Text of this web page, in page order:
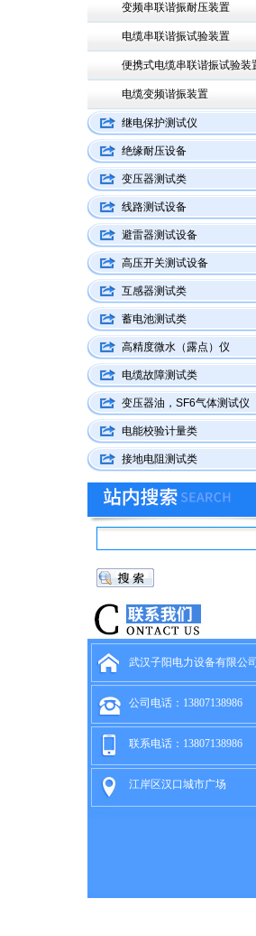
变频串联谐振耐压装置
电缆串联谐振试验装置
便携式电缆串联谐振试验装
电缆变频谐振装置
继电保护测试仪
绝缘耐压设备
变压器测试类
线路测试设备
避雷器测试设备
高压开关测试设备
互感器测试类
蓄电池测试类
高精度微水（露点）仪
电缆故障测试类
变压器油，SF6气体测试仪
电能校验计量类
接地电阻测试类
武汉子阳电力设备有限公司
公司电话：13807138986
联系电话：13807138986
江岸区汉口城市广场